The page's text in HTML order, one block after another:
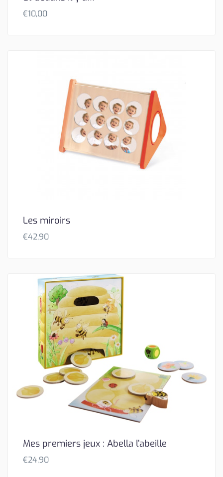
€10,00
Les miroirs
€42,90
Mes premiers jeux : Abella l’abeille
€24,90